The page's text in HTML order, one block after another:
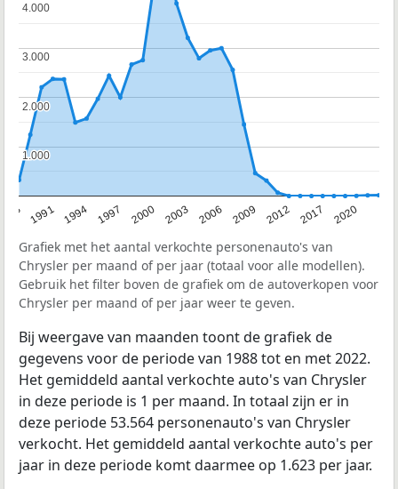
1991 1994 1997 2000 2003 2006 2009 2012 2017 2020
1.000
1.000
2.000
2.000
3.000
3.000
4.000
4.000
Grafiek met het aantal verkochte personenauto's van
Chrysler per maand of per jaar (totaal voor alle modellen).
Gebruik het filter boven de grafiek om de autoverkopen voor
Chrysler per maand of per jaar weer te geven.
Bij weergave van maanden toont de grafiek de
gegevens voor de periode van 1988 tot en met 2022.
Het gemiddeld aantal verkochte auto's van Chrysler
in deze periode is 1 per maand. In totaal zijn er in
deze periode 53.564 personenauto's van Chrysler
verkocht. Het gemiddeld aantal verkochte auto's per
jaar in deze periode komt daarmee op 1.623 per jaar.